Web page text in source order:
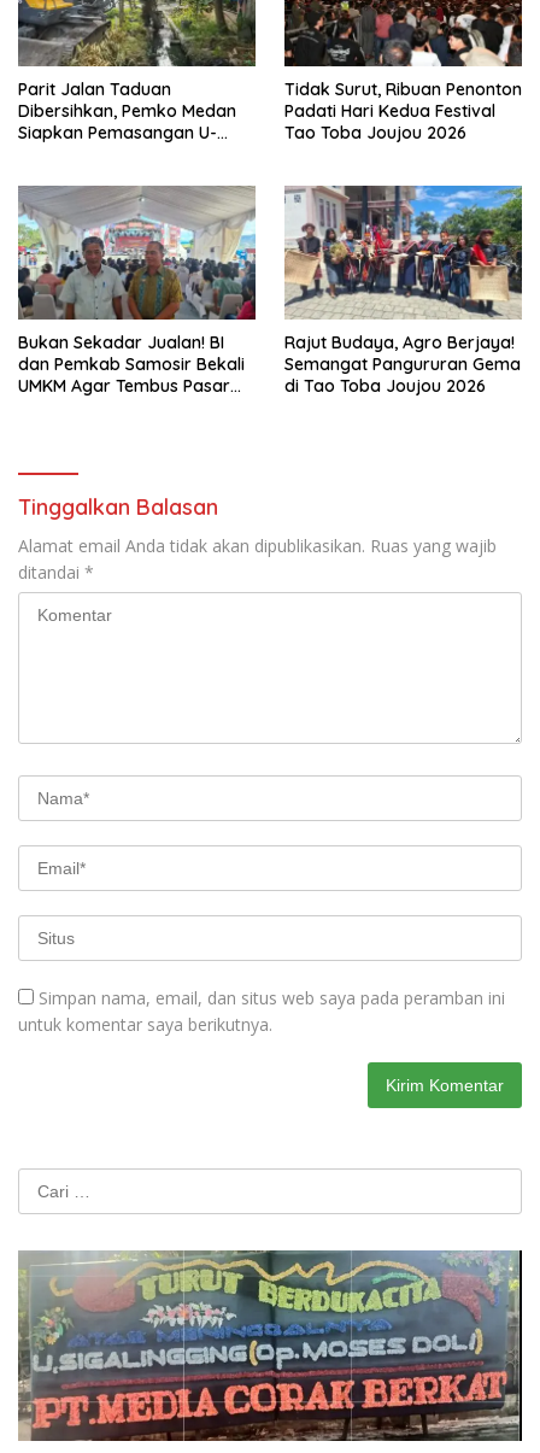
Parit Jalan Taduan
Dibersihkan, Pemko Medan
Siapkan Pemasangan U-
Tidak Surut, Ribuan Penonton
Padati Hari Kedua Festival
Tao Toba Joujou 2026
Bukan Sekadar Jualan! BI
dan Pemkab Samosir Bekali
UMKM Agar Tembus Pasar
Rajut Budaya, Agro Berjaya!
Semangat Pangururan Gema
di Tao Toba Joujou 2026
Tinggalkan Balasan
Alamat email Anda tidak akan dipublikasikan. Ruas yang wajib
ditandai *
Simpan nama, email, dan situs web saya pada peramban ini
untuk komentar saya berikutnya.
Cari
untuk: